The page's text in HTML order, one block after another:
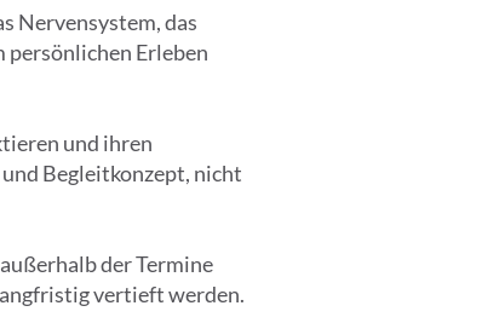
Nervensystem, das
persönlichen Erleben
und ihren
Begleitkonzept, nicht
der Termine
vertieft werden.